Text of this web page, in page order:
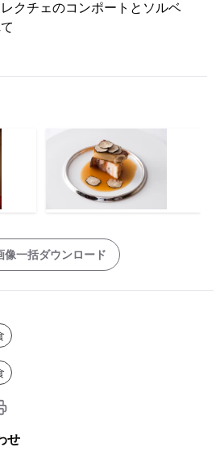
ェのコンポートとソルベ
像一括ダウンロード
せ